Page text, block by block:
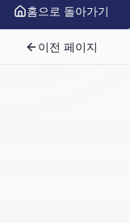
홈으로 돌아가기
이전 페이지